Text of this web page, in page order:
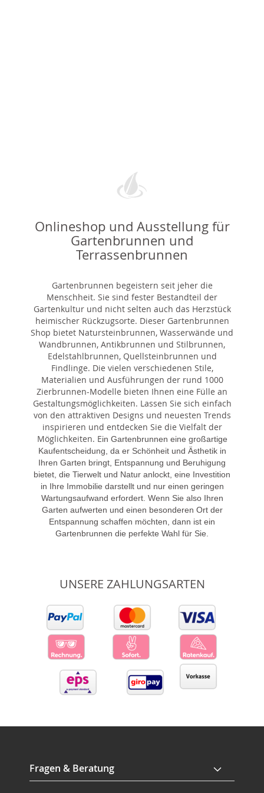
Onlineshop und Ausstellung für
Gartenbrunnen und
Terrassenbrunnen
Gartenbrunnen begeistern seit jeher die
Menschheit. Sie sind fester Bestandteil der
Gartenkultur und nicht selten auch das Herzstück
heimischer Rückzugsorte. Dieser Gartenbrunnen
Shop bietet Natursteinbrunnen, Wasserwände und
Wandbrunnen, Antikbrunnen und Stilbrunnen,
Edelstahlbrunnen, Quellsteinbrunnen und
Findlinge. Die vielen verschiedenen Stile,
Materialien und Ausführungen der rund 1000
Zierbrunnen-Modelle bieten Ihnen eine Fülle an
Gestaltungsmöglichkeiten. Lassen Sie sich einfach
von den attraktiven Designs und neuesten Trends
inspirieren und entdecken Sie die Vielfalt der
Möglichkeiten. Ein Gartenbrunnen eine großartige
Kaufentscheidung, da er Schönheit und Ästhetik in
Ihren Garten bringt, Entspannung und Beruhigung
bietet, die Tierwelt und Natur anlockt, eine Investition
in Ihre Immobilie darstellt und nur einen geringen
Wartungsaufwand erfordert. Wenn Sie also Ihren
Garten aufwerten und einen besonderen Ort der
Entspannung schaffen möchten, dann ist ein
Gartenbrunnen die perfekte Wahl für Sie.
UNSERE ZAHLUNGSARTEN
Fragen & Beratung